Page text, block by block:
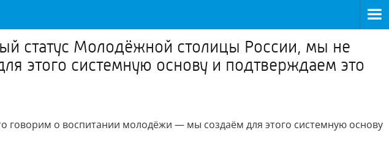
статус Молодёжной столицы России, мы не
этого системную основу и подтверждаем это
говорим о воспитании молодёжи — мы создаём для этого системную основу